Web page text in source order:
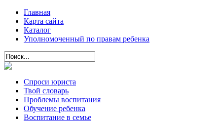
Главная
Карта сайта
Каталог
Уполномоченный по правам ребенка
Спроси юриста
Твой словарь
Проблемы воспитания
Обучение ребенка
Воспитание в семье